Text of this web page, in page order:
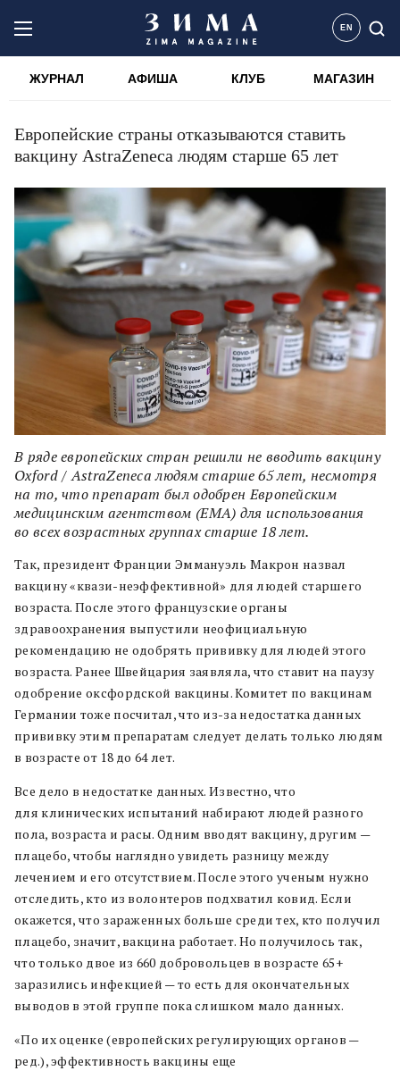
EN
ЖУРНАЛ АФИША КЛУБ МАГАЗИН
Европейские страны отказываются ставить
вакцину AstraZeneca людям старше 65 лет
В ряде европейских стран решили не вводить вакцину
Oxford / AstraZeneca людям старше 65 лет, несмотря
на то, что препарат был одобрен Европейским
медицинским агентством (EMA) для использования
во всех возрастных группах старше 18 лет.
Так, президент Франции Эммануэль Макрон назвал
вакцину «квази-неэффективной» для людей старшего
возраста. После этого французские органы
здравоохранения выпустили неофициальную
рекомендацию не одобрять прививку для людей этого
возраста. Ранее Швейцария заявляла, что ставит на паузу
одобрение оксфордской вакцины. Комитет по вакцинам
Германии тоже посчитал, что из-за недостатка данных
прививку этим препаратам следует делать только людям
в возрасте от 18 до 64 лет.
Все дело в недостатке данных. Известно, что
для клинических испытаний набирают людей разного
пола, возраста и расы. Одним вводят вакцину, другим —
плацебо, чтобы наглядно увидеть разницу между
лечением и его отсутствием. После этого ученым нужно
отследить, кто из волонтеров подхватил ковид. Если
окажется, что зараженных больше среди тех, кто получил
плацебо, значит, вакцина работает. Но получилось так,
что только двое из 660 добровольцев в возрасте 65+
заразились инфекцией — то есть для окончательных
выводов в этой группе пока слишком мало данных.
«По их оценке (европейских регулирующих органов —
ред.), эффективность вакцины еще